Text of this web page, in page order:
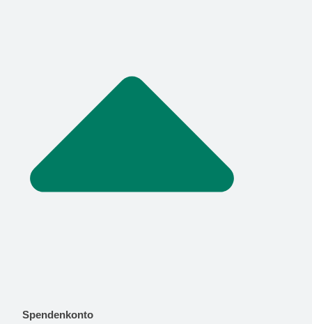
Spendenkonto